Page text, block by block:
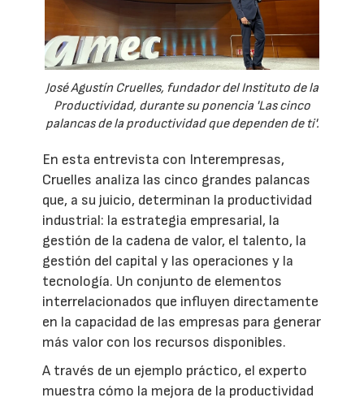
José Agustín Cruelles, fundador del Instituto de la
Productividad, durante su ponencia 'Las cinco
palancas de la productividad que dependen de ti'.
En esta entrevista con Interempresas,
Cruelles analiza las cinco grandes palancas
que, a su juicio, determinan la productividad
industrial: la estrategia empresarial, la
gestión de la cadena de valor, el talento, la
gestión del capital y las operaciones y la
tecnología. Un conjunto de elementos
interrelacionados que influyen directamente
en la capacidad de las empresas para generar
más valor con los recursos disponibles.
A través de un ejemplo práctico, el experto
muestra cómo la mejora de la productividad